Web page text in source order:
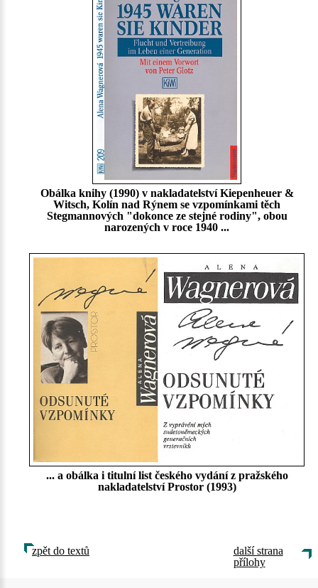
Obálka knihy (1990) v nakladatelství Kiepenheuer &
Witsch, Kolín nad Rýnem se vzpomínkami těch
Stegmannových "dokonce ze stejné rodiny", obou
narozených v roce 1940 ...
... a obálka i titulní list českého vydání z pražského
nakladatelství Prostor (1993)
zpět do textů
další strana
přílohy